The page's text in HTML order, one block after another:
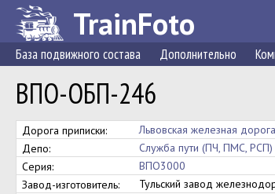
TrainFoto
База подвижного состава Дополнительно
ВПО-ОБП-246
Дорога приписки:
Львовская железная дорога
Депо:
Служба пути (ПЧ, ПМС, РСП)
Серия:
ВПО3000
Завод-изготовитель:
Тульский завод